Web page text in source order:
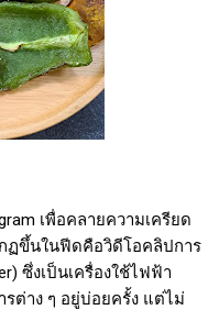
เพื่อคลายความเครียด
ฏขึ้นในฟีดคือวิดีโอคลิปการ
ซึ่งเป็นเครื่องใช้ไฟฟ้า
ต่าง ๆ อยู่บ่อยครั้ง แต่ไม่